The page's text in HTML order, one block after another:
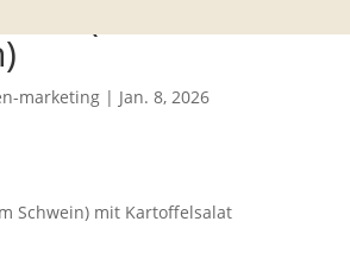
marketing| Jan. 8, 2026
Schwein) mit Kartoffelsalat